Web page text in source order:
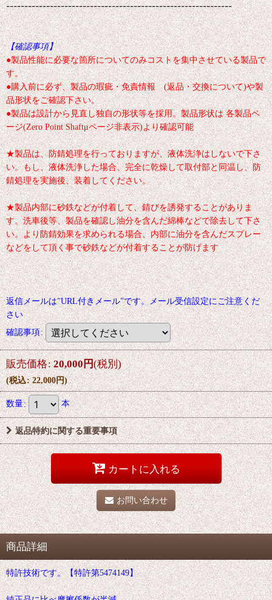
--------------------------------------------------------------
【確認事項】
●製品性能に必要な箇所についてのみコストを集中させている製品で
す。
●購入前に必ず、製品の瑕疵・免責情報 (返品・交換について)や製
品形状をご確認下さい。
●製品は設計から見直し独自の形状等を採用。製品形状は 各製品ペ
ージ(Zero Point Shaftμページ非表示)より確認可能
★製品は、防錆処理を行っておりますが、液体洗浄はしないで下さ
い。もし、液体洗浄した場合、完全に乾燥して取付部と同温し、防
錆処理を実施後、装着してください。
★製品内部に砂鉄などが付着して、錆びを誘発することがありま
す。洗車後等、製品を確認し油分を含んだ綿棒などで除去して下さ
い。より防錆効果を求められる場合、内部に油分を含んだスプレー
などをして頂く事で砂鉄などが付着することが防げます
返信メールは"URL付きメール"です。メール受信設定にご注意くだ
さい
確認事項:
販売価格: 20,000円(税別)
(税込: 22,000円)
数量: 本
返品特約に関する重要事項
カートに入れる
お問い合わせ
商品詳細
特許技術です。【特許第5474149】